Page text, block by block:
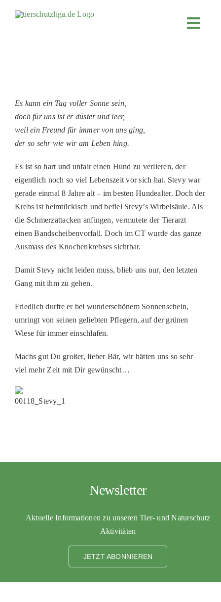
MITMACHEN
FÖRDERN & VERERBEN
KOOPERATIONEN
4KIDS
TIERHEIME
PATENSCHAFTEN
HELFER WERDEN
RATGEBER
Es kann ein Tag voller Sonne sein,
doch für uns ist er düster und leer,
weil ein Freund für immer von uns ging,
der so sehr wie wir am Leben hing.
Es ist so hart und unfair einen Hund zu verlieren, der
eigentlich noch so viel Lebenszeit vor sich hat. Stevy war
gerade einmal 8 Jahre alt – im besten Hundealter. Doch der
Krebs ist heimtückisch und befiel Stevy’s Wirbelsäule. Als
die Schmerzattacken anfingen, vermutete der Tierarzt
einen Bandscheibenvorfall. Doch im CT wurde das ganze
Ausmass des Knochenkrebses sichtbar.
Damit Stevy nicht leiden muss, blieb uns nur, den letzten
Gang mit ihm zu gehen.
Friedlich durfte er bei wunderschönem Sonnenschein,
umringt von seinen geliebten Pflegern, auf der grünen
Wiese für immer einschlafen.
Machs gut Du großer, lieber Bär, wir hätten uns so sehr
viel mehr Zeit mit Dir gewünscht…
Newsletter
Aktuelle Informationen zu unseren Tier- und Naturschutz
Aktivitäten
JETZT ABONNIEREN